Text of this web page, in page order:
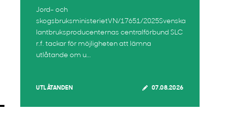
Jord- och
skogsbruksministerietVN/17651/2025Svenska
lantbruksproducenternas centralförbund SLC
r.f. tackar för möjligheten att lämna
utlåtande om u...
UTLÅTANDEN 07.08.2026